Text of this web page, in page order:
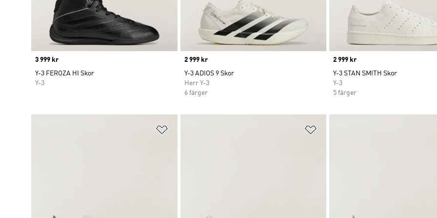
Price
3 999 kr
Y-3 FEROZA HI Skor
Y-3
Price
2 999 kr
Y-3 ADIOS 9 Skor
Herr Y-3
6 färger
Price
2 999 kr
Y-3 STAN SMITH Skor
Y-3
5 färger